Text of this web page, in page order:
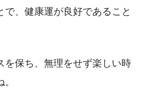
で、健康運が良好であること
を保ち、無理をせず楽しい時